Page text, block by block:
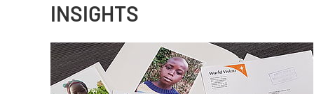
INSIGHTS